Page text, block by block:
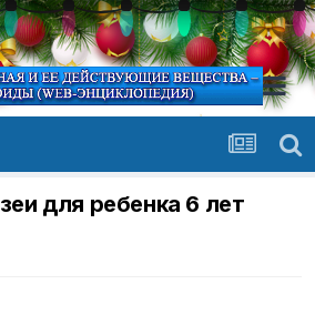
для ребенка 6 лет